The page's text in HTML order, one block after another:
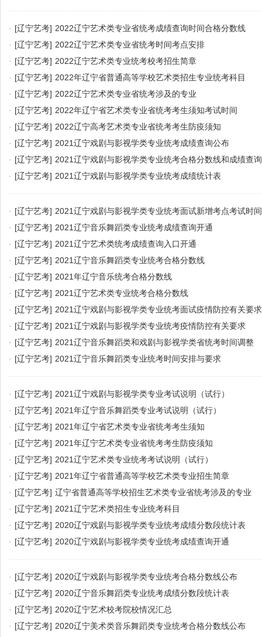
· [辽宁艺考] 2022辽宁艺术类专业省统考成绩查询时间合格分数线
· [辽宁艺考] 2022辽宁艺术类专业省统考时间考点安排
· [辽宁艺考] 2022辽宁艺术类专业统考校考招生简章
· [辽宁艺考] 2022年辽宁省普通高等学校艺术类招生专业统考科目
· [辽宁艺考] 2022辽宁艺术类专业省统考涉及的专业
· [辽宁艺考] 2022年辽宁省艺术类专业省统考考生须知考试时间
· [辽宁艺考] 2022辽宁高考艺术类专业省统考考生防疫须知
· [辽宁艺考] 2021辽宁戏剧与影视学类专业统考成绩查询公布
· [辽宁艺考] 2021辽宁戏剧与影视学类专业统考合格分数线和成绩查询
· [辽宁艺考] 2021辽宁戏剧与影视学类专业统考成绩统计表
· [辽宁艺考] 2021辽宁戏剧与影视学类专业统考面试新增考点考试时
· [辽宁艺考] 2021辽宁音乐舞蹈类专业统考成绩查询开通
· [辽宁艺考] 2021辽宁艺术类统考成绩查询入口开通
· [辽宁艺考] 2021辽宁音乐舞蹈类专业统考合格分数线
· [辽宁艺考] 2021年辽宁音乐统考合格分数线
· [辽宁艺考] 2021辽宁艺术类专业统考合格分数线
· [辽宁艺考] 2021辽宁戏剧与影视学类专业统考面试疫情防控有关要求
· [辽宁艺考] 2021辽宁戏剧与影视学类专业统考疫情防控有关要求
· [辽宁艺考] 2021辽宁音乐舞蹈类和戏剧与影视学类省统考时间调整
· [辽宁艺考] 2021辽宁音乐舞蹈类专业统考时间安排与要求
· [辽宁艺考] 2021辽宁戏剧与影视学类专业考试说明（试行）
· [辽宁艺考] 2021年辽宁音乐舞蹈类专业考试说明（试行）
· [辽宁艺考] 2021年辽宁省艺术类专业省统考考生须知
· [辽宁艺考] 2021年辽宁艺术类专业省统考考生防疫须知
· [辽宁艺考] 2021辽宁艺术类专业统考考试说明（试行）
· [辽宁艺考] 2021年辽宁省普通高等学校艺术类专业招生简章
· [辽宁艺考] 辽宁省普通高等学校招生艺术类专业省统考涉及的专业
· [辽宁艺考] 2021辽宁艺术类招生专业统考科目
· [辽宁艺考] 2020辽宁戏剧与影视学类专业统考成绩分数段统计表
· [辽宁艺考] 2020辽宁戏剧与影视学类专业统考成绩查询开通
· [辽宁艺考] 2020辽宁戏剧与影视学类专业统考合格分数线公布
· [辽宁艺考] 2020辽宁音乐舞蹈类专业统考成绩分数段统计表
· [辽宁艺考] 2020辽宁艺术校考院校情况汇总
· [辽宁艺考] 2020辽宁美术类音乐舞蹈类专业统考合格分数线公布